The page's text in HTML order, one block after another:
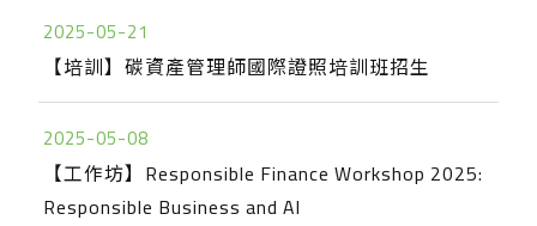
2025-05-21
【培訓】碳資產管理師國際證照培訓班招生
2025-05-08
【工作坊】Responsible Finance Workshop 2025:
Responsible Business and AI